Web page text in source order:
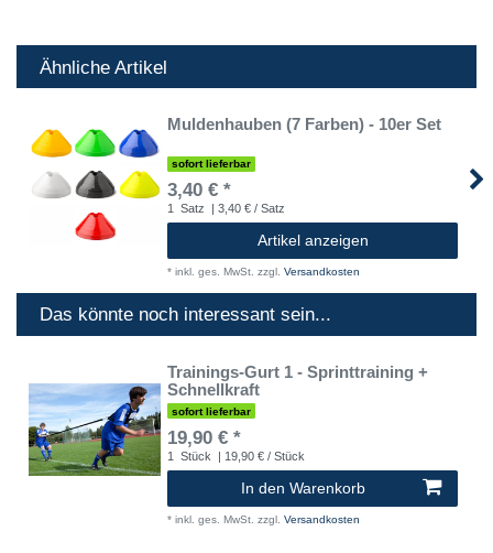
Ähnliche Artikel
Muldenhauben (7 Farben) - 10er Set
sofort lieferbar
3,40 € *
1 Satz | 3,40 € / Satz
Artikel anzeigen
* inkl. ges. MwSt. zzgl. Versandkosten
Das könnte noch interessant sein...
Trainings-Gurt 1 - Sprinttraining +
Schnellkraft
sofort lieferbar
19,90 € *
1 Stück | 19,90 € / Stück
In den Warenkorb
* inkl. ges. MwSt. zzgl. Versandkosten